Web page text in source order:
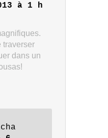
à 1 h
traverser
dans un